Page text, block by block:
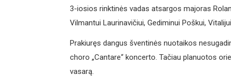
3-iosios rinktinės vadas atsargos majoras
Vilmantui Laurinavičiui, Gediminui Poškui,
Prakiuręs dangus šventinės nuotaikos
choro „Cantare“ koncerto. Tačiau planuotos
vasarą.